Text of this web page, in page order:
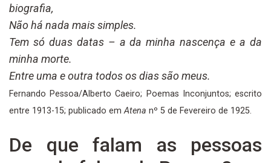
biografia,
Não há nada mais simples.
Tem só duas datas – a da minha nascença e a da
minha morte.
Entre uma e outra todos os dias são meus.
Fernando Pessoa/Alberto Caeiro; Poemas Inconjuntos; escrito
entre 1913-15; publicado emAtena nº 5 de Fevereiro de 1925.
De que falam as pessoas